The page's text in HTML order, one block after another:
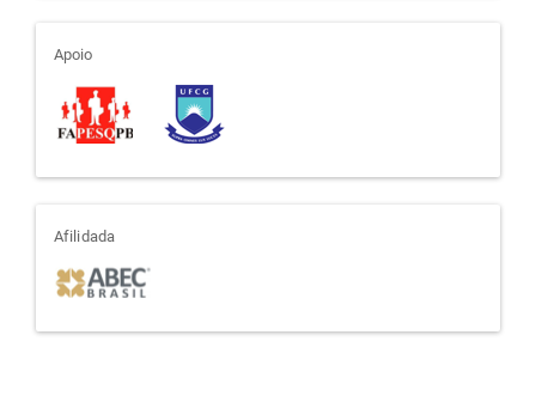
apoio
Apoio
afiliada
Afilidada